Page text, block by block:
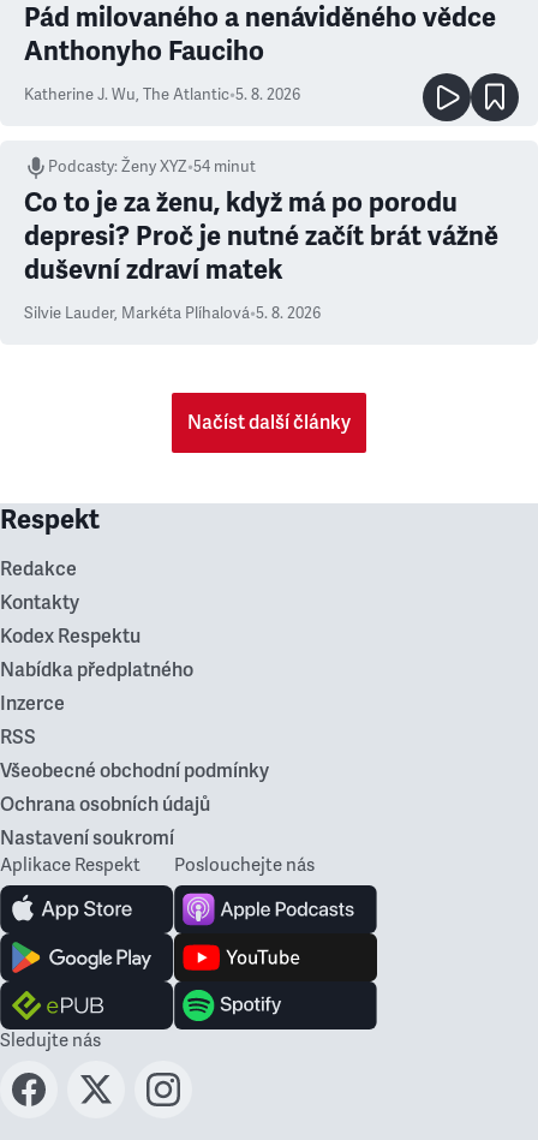
Pád milovaného a nenáviděného vědce
Anthonyho Fauciho
Katherine J. Wu, The Atlantic•5. 8. 2026
Podcasty:Ženy XYZ•54 minut
Co to je za ženu, když má po porodu
depresi? Proč je nutné začít brát vážně
duševní zdraví matek
Silvie Lauder, Markéta Plíhalová•5. 8. 2026
Načíst další články
Respekt
Redakce
Kontakty
Kodex Respektu
Nabídka předplatného
Inzerce
RSS
Všeobecné obchodní podmínky
Ochrana osobních údajů
Nastavení soukromí
Aplikace Respekt Poslouchejte nás
Sledujte nás